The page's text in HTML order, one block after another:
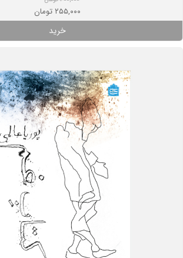
۲۵۵,۰۰۰ تومان
خرید